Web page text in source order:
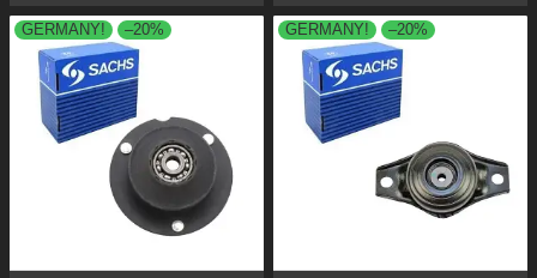
GERMANY! –20% GERMANY! –20%